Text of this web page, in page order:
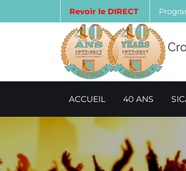
Revoir le DIRECT
ACCUEIL 40 ANS